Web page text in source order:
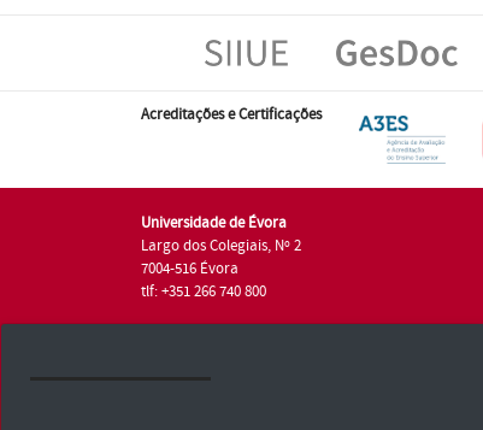
Acreditações e Certificações
Universidade de Évora
Largo dos Colegiais, Nº 2
7004-516 Évora
tlf: +351 266 740 800